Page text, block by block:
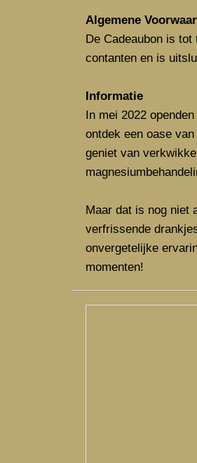
Algemene
De Cadeaubon is
contanten en is
Informatie
In mei 2022
ontdek een oase
geniet van
Maar dat is nog niet
verfrissende
onvergetelijke
momenten!